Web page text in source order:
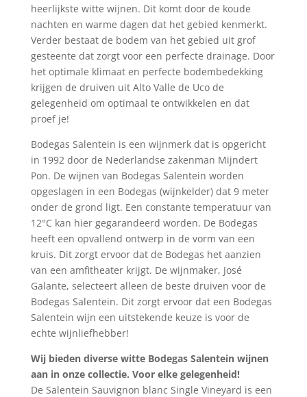
heerlijkste witte wijnen. Dit komt door de koude
nachten en warme dagen dat het gebied kenmerkt.
Verder bestaat de bodem van het gebied uit grof
gesteente dat zorgt voor een perfecte drainage. Door
het optimale klimaat en perfecte bodembedekking
krijgen de druiven uit Alto Valle de Uco de
gelegenheid om optimaal te ontwikkelen en dat
proef je!
Bodegas Salentein is een wijnmerk dat is opgericht
in 1992 door de Nederlandse zakenman Mijndert
Pon. De wijnen van Bodegas Salentein worden
opgeslagen in een Bodegas (wijnkelder) dat 9 meter
onder de grond ligt. Een constante temperatuur van
12°C kan hier gegarandeerd worden. De Bodegas
heeft een opvallend ontwerp in de vorm van een
kruis. Dit zorgt ervoor dat de Bodegas het aanzien
van een amfitheater krijgt. De wijnmaker, José
Galante, selecteert alleen de beste druiven voor de
Bodegas Salentein. Dit zorgt ervoor dat een Bodegas
Salentein wijn een uitstekende keuze is voor de
echte wijnliefhebber!
Wij bieden diverse witte Bodegas Salentein wijnen
aan in onze collectie. Voor elke gelegenheid!
De Salentein Sauvignon blanc Single Vineyard is een